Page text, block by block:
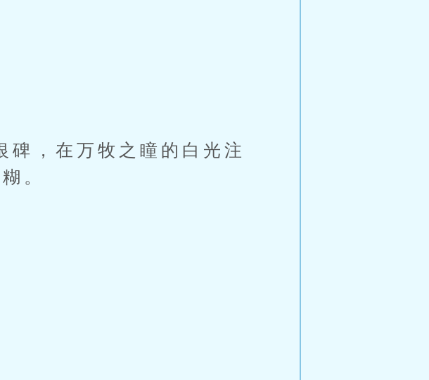
，在万牧之瞳的白光注
。